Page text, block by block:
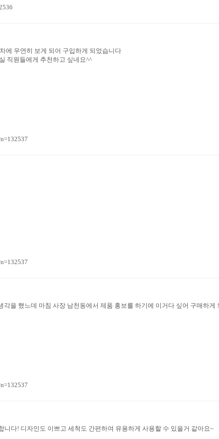
에 우연히 보게 되어 구입하게 되었습니다
직원들에게 추천하고 싶네요^^
을 했느데 마침 사장 남천동에서 제품 홍보를 하기에 이거다 싶어 구매하
다! 디자인도 이쁘고 세척도 간편하여 유용하게 사용할 수 있을거 같아요~